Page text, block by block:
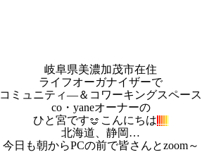
岐阜県美濃加茂市在住
ライフオーガナイザーで
コミュニティ―＆コワーキングスペース
co・yaneオーナーの
ひと宮です
こんにちは
北海道、静岡…
今日も朝からPCの前で皆さんとzoom～